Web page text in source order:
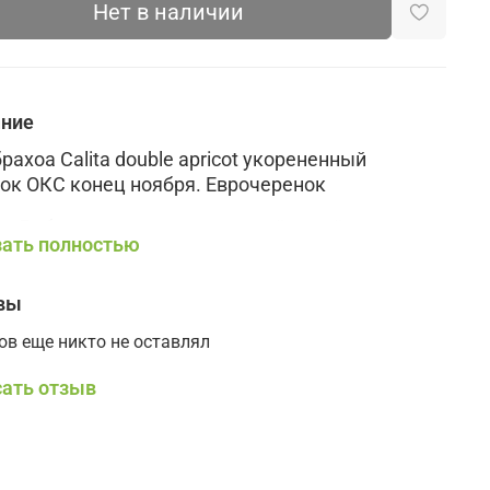
Нет в наличии
Calita double apricot укорененный
ОКС конец ноября. Еврочеренок
хорошо сочетается с серией Калита.
цветы создают эффект маленьких
полностью
еще никто не оставлял
отзыв